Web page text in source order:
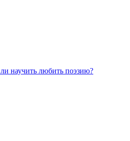
научить любить поэзию?